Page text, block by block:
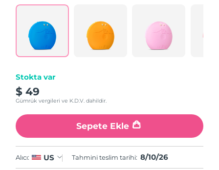
Stokta var
$ 49
Gümrük vergileri ve K.D.V. dahildir.
Sepete Ekle
Alıcı: US Tahmini teslim tarihi: 8/10/26